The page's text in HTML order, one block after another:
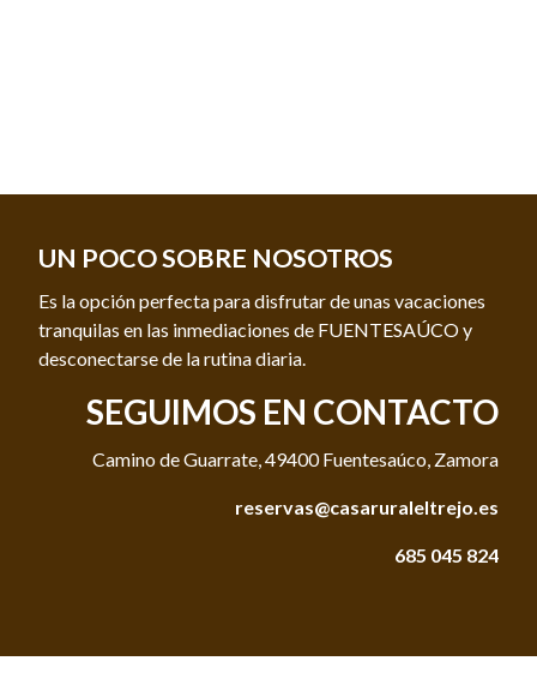
UN POCO SOBRE NOSOTROS
Es la opción perfecta para disfrutar de unas vacaciones
tranquilas en las inmediaciones de FUENTESAÚCO y
desconectarse de la rutina diaria.
SEGUIMOS EN CONTACTO
Camino de Guarrate, 49400 Fuentesaúco, Zamora
reservas@casaruraleltrejo.es
685 045 824